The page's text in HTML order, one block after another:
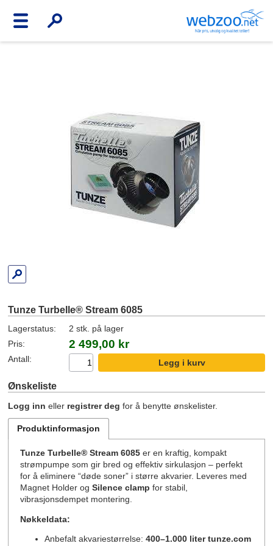
Tunze Turbelle® Stream 6085
Lagerstatus:
2 stk. på lager
Pris:
2 499,00 kr
Antall:
Ønskeliste
Logg inn eller registrer deg for å benytte ønskelister.
Produktinformasjon
Tunze Turbelle® Stream 6085 er en kraftig, kompakt
strømpumpe som gir bred og effektiv sirkulasjon – perfekt
for å eliminere “døde soner” i større akvarier. Leveres med
Magnet Holder ogSilence clamp for stabil,
vibrasjonsdempet montering.
Nøkkeldata:
Anbefalt akvariestørrelse:400–1.000 liter tunze.com